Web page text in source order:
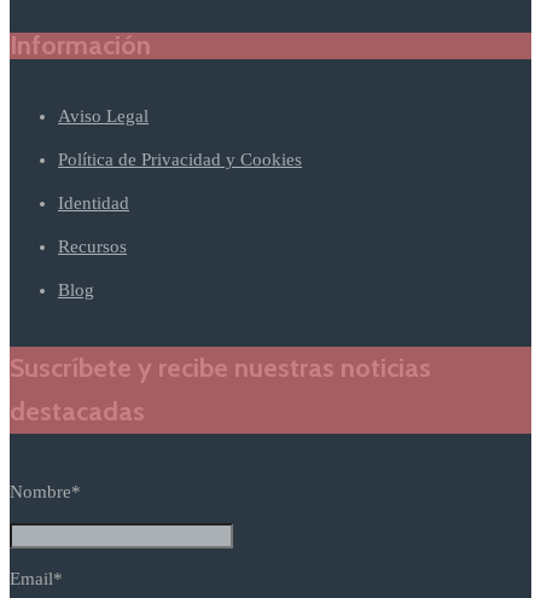
Información
Aviso Legal
Política de Privacidad y Cookies
Identidad
Recursos
Blog
Suscríbete y recibe nuestras noticias
destacadas
Nombre*
Email*